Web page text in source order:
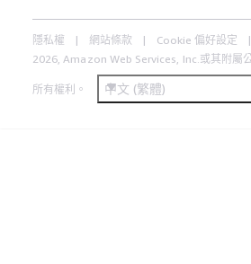
隱私權 網站條款 Cookie 偏好設定
2026, Amazon Web Services, Inc.或其附屬
所有權利。 中文 (繁體)